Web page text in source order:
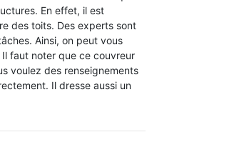
En effet, il est
des toits. Des experts sont
Ainsi, on peut vous
faut noter que ce couvreur
voulez des renseignements
Il dresse aussi un